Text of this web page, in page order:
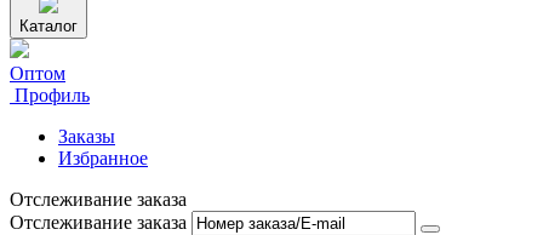
Каталог
Оптом
Профиль
Заказы
Избранное
Отслеживание заказа
Отслеживание заказа